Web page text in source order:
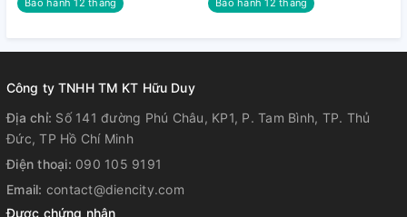
Bảo hành 12 tháng
Bảo hành 12 tháng
Công ty TNHH TM KT Hữu Duy
Địa chỉ: Số 141 đường Phú Châu, KP1, P. Tam Bình, TP. Thủ
Đức, TP Hồ Chí Minh
Điện thoại: 090 105 9191
Email: contact@diencity.com
Được chứng nhận